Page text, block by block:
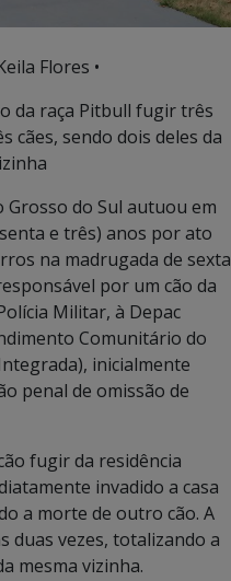
Flores •
da raça Pitbull fugir três
cães, sendo dois deles da
Grosso do Sul autuou em
e três) anos por ato
na madrugada de sexta
por um cão da
Militar, à Depac
Comunitário do
inicialmente
penal de omissão de
fugir da residência
invadido a casa
a morte de outro cão. A
duas vezes, totalizando a
mesma vizinha.